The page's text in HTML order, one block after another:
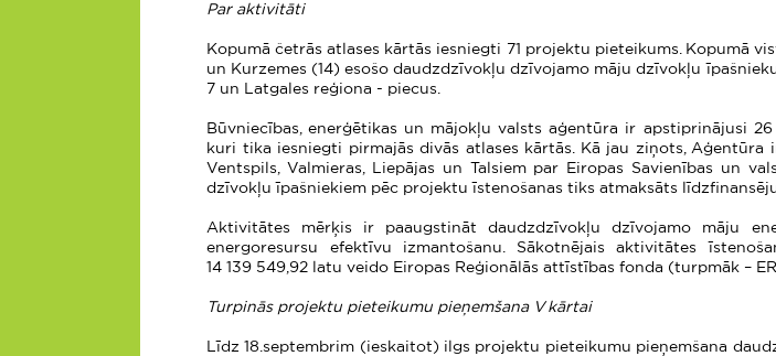
Par aktivitāti
Kopumā četrās atlases kārtās iesniegti 71 projektu pieteikums. Kopumā
un Kurzemes (14) esošo daudzdzīvokļu dzīvojamo māju dzīvokļu
7 un Latgales reģiona - piecus.
Būvniecības, enerģētikas un mājokļu valsts aģentūra ir apstiprinājusi
kuri tika iesniegti pirmajās divās atlases kārtās. Kā jau ziņots, Aģentūra
Ventspils, Valmieras, Liepājas un Talsiem par Eiropas Savienības un
dzīvokļu īpašniekiem pēc projektu īstenošanas tiks atmaksāts
Aktivitātes mērķis ir paaugstināt daudzdzīvokļu dzīvojamo māju
energoresursu efektīvu izmantošanu. Sākotnējais aktivitātes
14 139 549,92 latu veido Eiropas Reģionālās attīstības fonda (turpmāk –
Turpinās projektu pieteikumu pieņemšana V kārtai
Līdz 18.septembrim (ieskaitot) ilgs projektu pieteikumu pieņemšana